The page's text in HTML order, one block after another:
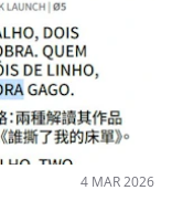
4 MAR 2026